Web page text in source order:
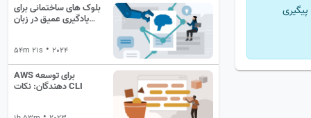
پیگیری بلوک های ساختمانی برای
یادگیری عمیق در زبان
54m 21s •2024
AWS برای توسعه
دهندگان: نکات CLI